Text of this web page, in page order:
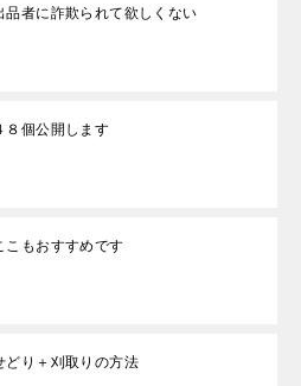
品者に詐欺られて欲しくない
８個公開します
こもおすすめです
どり＋刈取りの方法